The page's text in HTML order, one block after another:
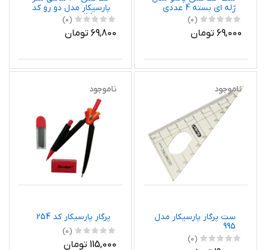
ژله ای بسته 4 عددی
(0)
69,000 تومان
پارسیکار مدل دو رو کد
JM 1030
(0)
69,800 تومان
ناموجود
ست پرگار پارسیکار مدل
995
(0)
ناموجود
پرگار پارسیکار کد 254
(0)
115,000 تومان